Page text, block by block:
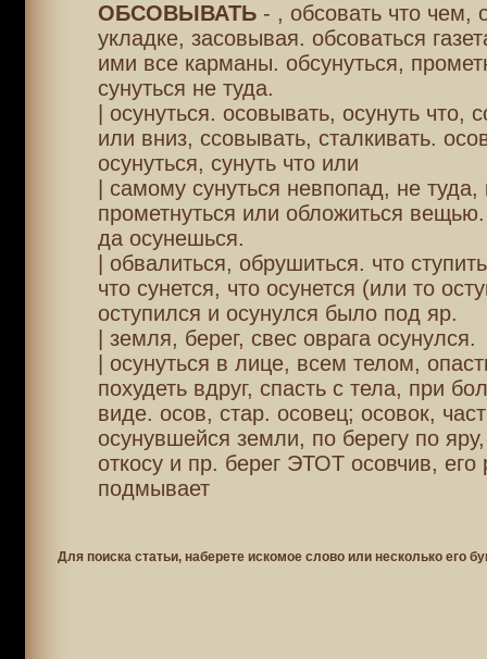
ОБСОВЫВАТЬ- , обсовать что чем,
укладке, засовывая. обсоваться
ими все карманы. обсунуться,
сунуться не туда.
| осунуться. осовывать, осунуть что,
или вниз, ссовывать, сталкивать.
осунуться, сунуть что или
| самому сунуться невпопад, не
прометнуться или обложиться
да осунешься.
| обвалиться, обрушиться. что
что сунется, что осунется (или то
оступился и осунулся было под яр.
| земля, берег, свес оврага осунулся.
| осунуться в лице, всем телом,
похудеть вдруг, спасть с тела, при
виде. осов, стар. осовец; осовок,
осунувшейся земли, по берегу по яру,
откосу и пр. берег ЭТОТ осовчив, его
подмывает
Для поиска статьи, наберете искомое слово или несколько его